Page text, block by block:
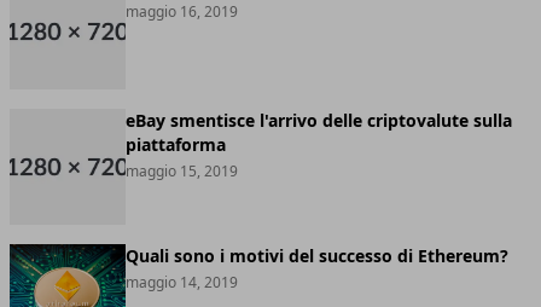
maggio 16, 2019
eBay smentisce l'arrivo delle criptovalute sulla
piattaforma
maggio 15, 2019
Quali sono i motivi del successo di Ethereum?
maggio 14, 2019